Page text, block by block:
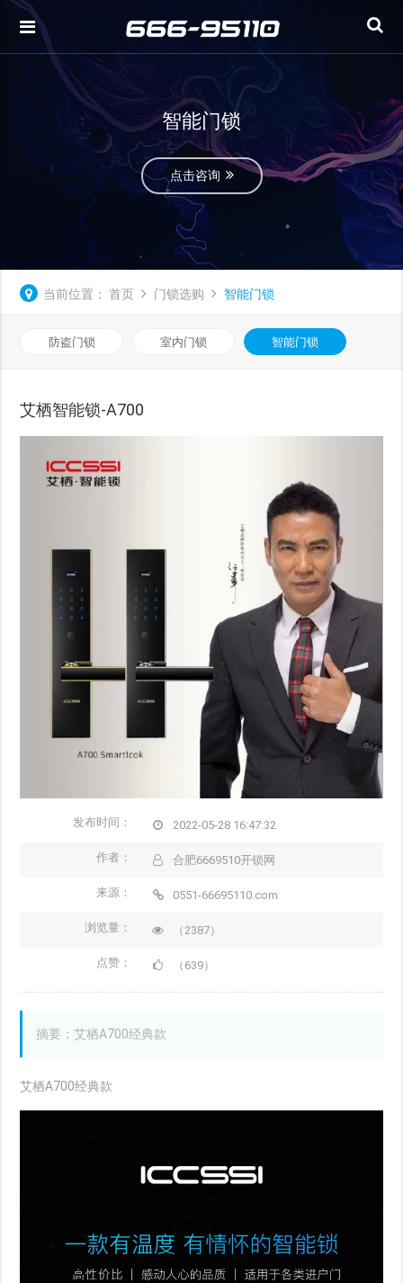
智能门锁
点击咨询
当前位置： 首页 门锁选购 智能门锁
防盗门锁 室内门锁 智能门锁
艾栖智能锁-A700
发布时间： 2022-05-28 16:47:32
作者： 合肥6669510开锁网
来源： 0551-66695110.com
浏览量： （2387）
点赞： （639）
摘要：艾栖A700经典款
艾栖A700经典款